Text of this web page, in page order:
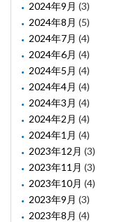
2024年9月 (3)
2024年8月 (5)
2024年7月 (4)
2024年6月 (4)
2024年5月 (4)
2024年4月 (4)
2024年3月 (4)
2024年2月 (4)
2024年1月 (4)
2023年12月 (3)
2023年11月 (3)
2023年10月 (4)
2023年9月 (3)
2023年8月 (4)